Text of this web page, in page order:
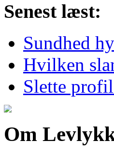
Senest læst:
Sundhed
Hvilken
Slette
Om